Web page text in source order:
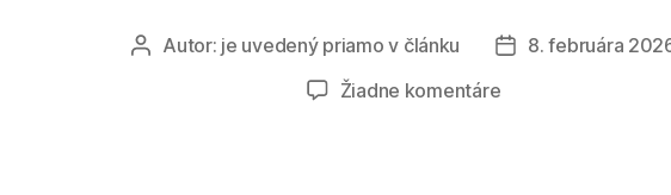
AutorAutor: je uvedený priamo v článku
Dátum
8. februára
Žiadne komentárena